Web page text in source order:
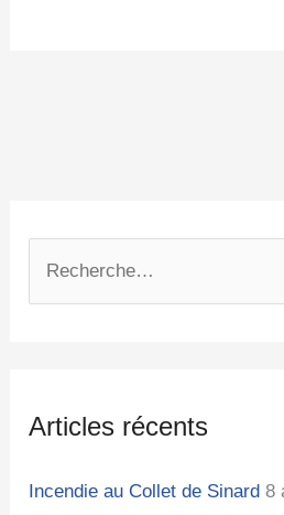
e
c
Articles récents
Incendie au Collet de Sinard 8
r
i
e
s